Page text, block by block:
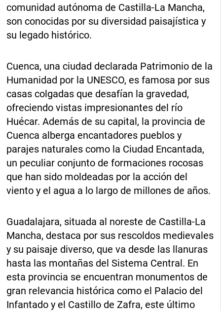
comunidad autónoma de Castilla-La Mancha,
son conocidas por su diversidad paisajística y
su legado histórico.
Cuenca, una ciudad declarada Patrimonio de la
Humanidad por la UNESCO, es famosa por sus
casas colgadas que desafían la gravedad,
ofreciendo vistas impresionantes del río
Huécar. Además de su capital, la provincia de
Cuenca alberga encantadores pueblos y
parajes naturales como la Ciudad Encantada,
un peculiar conjunto de formaciones rocosas
que han sido moldeadas por la acción del
viento y el agua a lo largo de millones de años.
Guadalajara, situada al noreste de Castilla-La
Mancha, destaca por sus rescoldos medievales
y su paisaje diverso, que va desde las llanuras
hasta las montañas del Sistema Central. En
esta provincia se encuentran monumentos de
gran relevancia histórica como el Palacio del
Infantado y el Castillo de Zafra, este último